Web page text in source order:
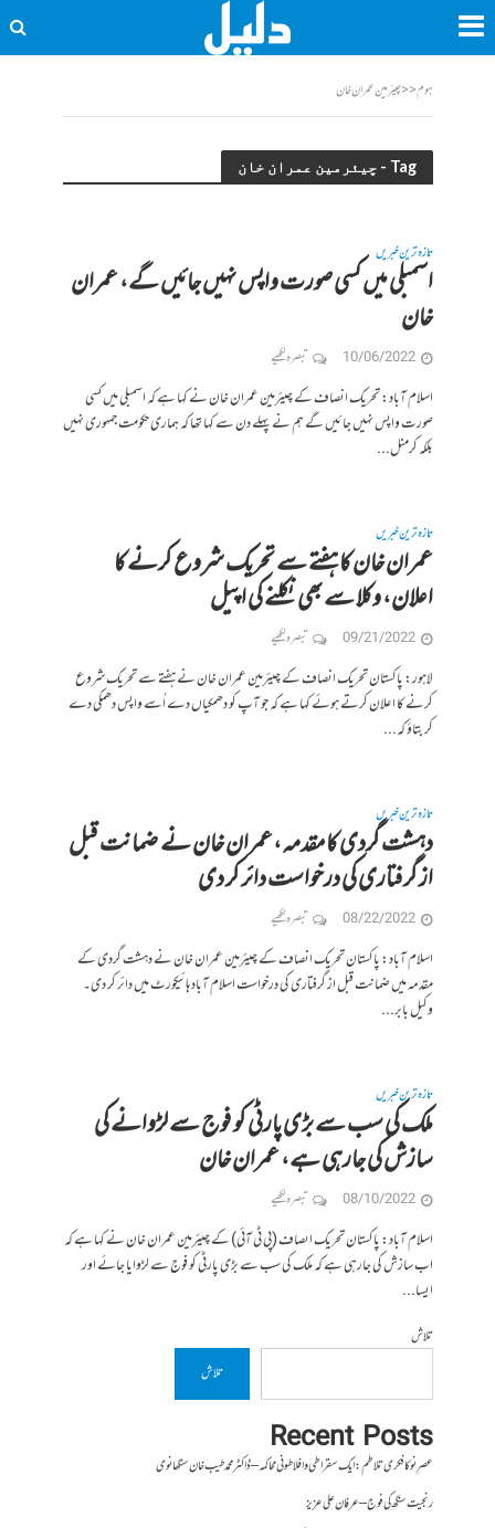
ہوم<<چیئرمین عمران خان
Tag - چیئرمین عمران خان
تازہ ترین خبریں
اسمبلی میں کسی صورت واپس نہیں جائیں گے، عمران
خان
10/06/2022 تبصرہ لکھیے
اسلام آباد: تحریک انصاف کے چیئرمین عمران خان نے کہا ہے کہ اسمبلی میں کسی
صورت واپس نہیں جائیں گے ہم نے پہلے دن سے کہا تھا کہ ہماری حکومت جمہوری نہیں
بلکہ کرمنل...
تازہ ترین خبریں
عمران خان کا ہفتے سے تحریک شروع کرنے کا
اعلان، وکلا سے بھی نکلنے کی اپیل
09/21/2022 تبصرہ لکھیے
لاہور: پاکستان تحریک انصاف کے چیئرمین عمران خان نے ہفتے سے تحریک شروع
کرنے کا اعلان کرتے ہوئے کہا ہے کہ جو آپ کو دھمکیاں دے اُسے واپس دھمکی دے
کر بتاؤ کہ...
تازہ ترین خبریں
دہشت گردی کا مقدمہ ،عمران خان نے ضمانت قبل
از گرفتاری کی درخواست دائر کر دی
08/22/2022 تبصرہ لکھیے
اسلام آباد: پاکستان تحریک انصاف کے چیئرمین عمران خان نے دہشت گردی کے
مقدمہ میں ضمانت قبل از گرفتاری کی درخواست اسلام آباد ہائیکورٹ میں دائر کر دی۔
وکیل بابر...
تازہ ترین خبریں
ملک کی سب سے بڑی پارٹی کو فوج سے لڑوانے کی
سازش کی جارہی ہے، عمران خان
08/10/2022 تبصرہ لکھیے
اسلام آباد: پاکستان تحریک اںصاف (پی ٹی آئی) کے چیئرمین عمران خان نے کہا ہے کہ
اب سازش کی جارہی ہے کہ ملک کی سب سے بڑی پارٹی کو فوج سے لڑوایا جائے اور
ایسا...
تلاش
تلاش
Recent Posts
عصرِ نو کا فکری تلاطم: ایک سقراطی و افلاطونی محاکمہ – ڈاکٹر محمد طیب خان سنگھانوی
رنجیت سنگھ کی فوج – عرفان علی عزیز